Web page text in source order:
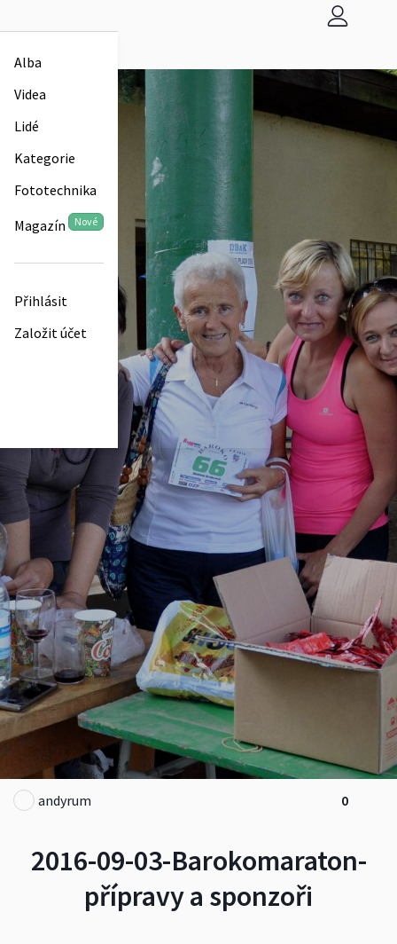
Alba
Videa
Lidé
Kategorie
Fototechnika
Magazín Nové
Přihlásit
Založit účet
2016-09-03-Barokomaraton-
přípravy a sponzoři
andyrum 0